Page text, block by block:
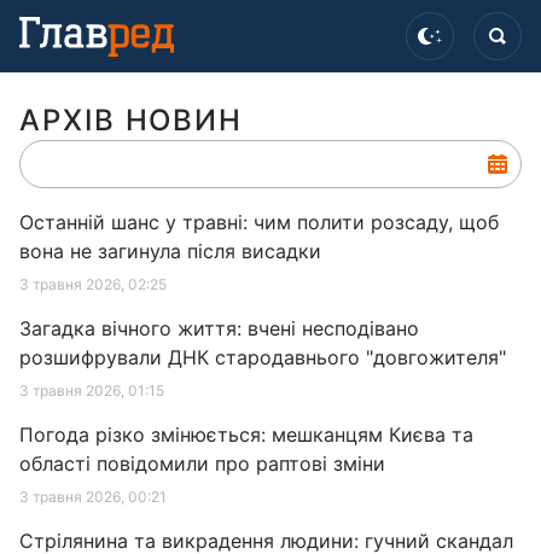
АРХІВ НОВИН
Останній шанс у травні: чим полити розсаду, щоб
вона не загинула після висадки
3 травня 2026, 02:25
Загадка вічного життя: вчені несподівано
розшифрували ДНК стародавнього "довгожителя"
3 травня 2026, 01:15
Погода різко змінюється: мешканцям Києва та
області повідомили про раптові зміни
3 травня 2026, 00:21
Стрілянина та викрадення людини: гучний скандал